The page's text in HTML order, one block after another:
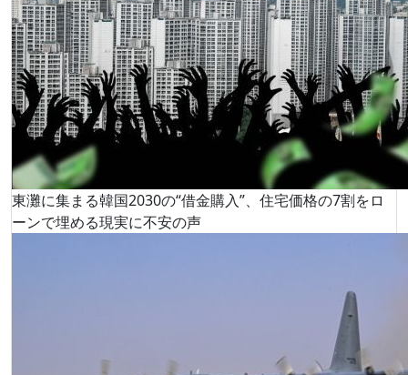
東灘に集まる韓国2030の“借金購入”、住宅価格の7割をロ
ーンで埋める現実に不安の声